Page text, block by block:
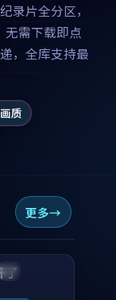
录片全分区，
无需下载即点
，全库支持最
质
更多
4K
99:21
了